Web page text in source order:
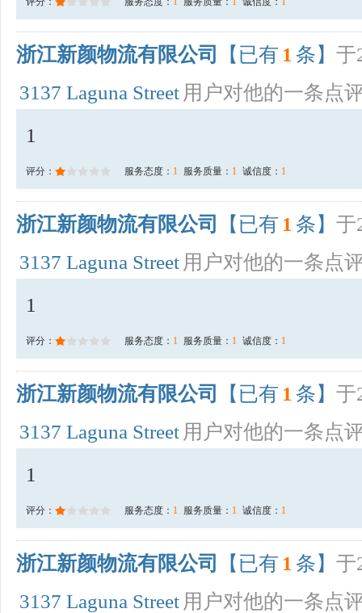
浙江新颜物流有限公司 【已有 1 条】 于
3137 Laguna Street 用户对他的一条点
1
评分： 服务态度： 1 服务质量： 1 诚信度： 1
浙江新颜物流有限公司 【已有 1 条】 于
3137 Laguna Street 用户对他的一条点
1
评分： 服务态度： 1 服务质量： 1 诚信度： 1
浙江新颜物流有限公司 【已有 1 条】 于
3137 Laguna Street 用户对他的一条点
1
评分： 服务态度： 1 服务质量： 1 诚信度： 1
浙江新颜物流有限公司 【已有 1 条】 于
3137 Laguna Street 用户对他的一条点